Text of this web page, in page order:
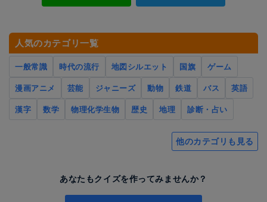
人気のカテゴリ一覧
一般常識 時代の流行 地図シルエット 国旗
ゲーム
漫画アニメ
芸能 ジャニーズ 動物 鉄道 バス
英語
漢字
数学 物理化学生物 歴史 地理 診断・占い
他のカテゴリも見る
あなたもクイズを作ってみませんか？